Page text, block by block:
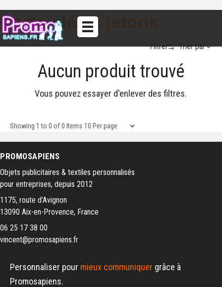
Porte-clés à jetons
Filtrer Trier par
Alphabetical (A to Z)
Alphabetical (Z to A)
Aucun produit trouvé
Vous pouvez essayer d'enlever des filtres.
Showing 1 to 0 of0 Items Items per page
PROMOSAPIENS
Objets publicitaires & textiles personnalisés
pour entreprises, depuis 2012
1175, route d’Avignon
13090 Aix-en-Provence, France
06 25 17 38 00
vincent@promosapiens.fr
Personnaliser pour mieux communiquer grâce à
Promosapiens.